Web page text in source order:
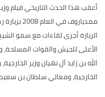
أعقب هذا الحدث التاريخي قيام
ممدياروف
الزيارة أجرى لقاءات مع سمو
الأعلى للجيش والقوات
الله بن زايد آل نهيان وزير
الخارجية، ومعالي سلطان بن